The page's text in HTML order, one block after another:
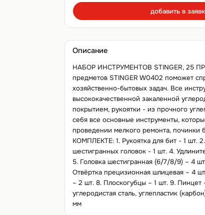
добавить в
Описание
НАБОР ИНСТРУМЕНТОВ STINGER, 25
предметов STINGER W0402 поможет
хозяйственно-бытовых задач. Все
высококачественной закаленной
покрытием, рукоятки - из прочного
себя все основные инструменты,
проведении мелкого ремонта, починки
КОМПЛЕКТЕ: 1. Рукоятка для бит - 1 шт.
шестигранных головок - 1 шт. 4.
5. Головка шестигранная (6/7/8/9) – 4
Отвёртка прецизионная шлицевая – 4
– 2 шт. 8. Плоскогубцы – 1 шт. 9.
углеродистая сталь, углепластик
мм